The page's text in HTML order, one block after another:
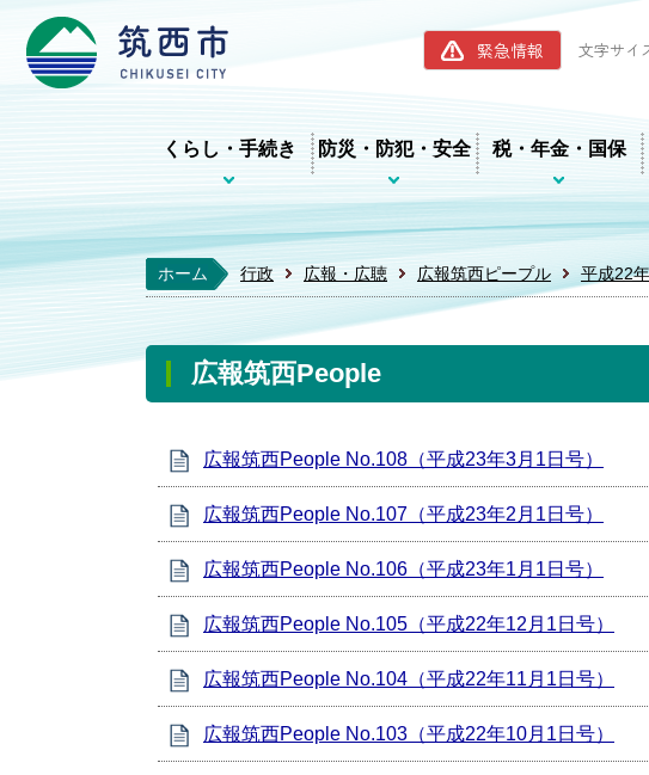
筑西市ホームページ
緊急情報 文字サイ
くらし・手続き 防災・防犯・安全 税・年金・国保
ホーム 行政 広報・広聴 広報筑西ピープル 平成22
広報筑西People
広報筑西People No.108（平成23年3月1日号）
広報筑西People No.107（平成23年2月1日号）
広報筑西People No.106（平成23年1月1日号）
広報筑西People No.105（平成22年12月1日号）
広報筑西People No.104（平成22年11月1日号）
広報筑西People No.103（平成22年10月1日号）